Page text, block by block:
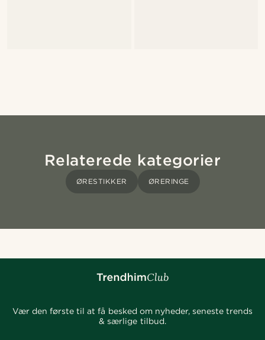
Relaterede kategorier
ØRESTIKKER ØRERINGE
Vær den første til at få besked om nyheder, seneste trends
& særlige tilbud.